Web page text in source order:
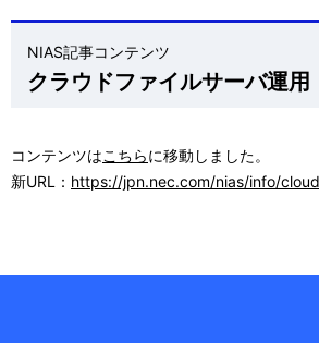
位
カ
ル
ビ
クラウドファイルサーバ運用
NIAS記事コンテンツ
コンテンツはこちらに移動しました。
新URL： https://jpn.nec.com/nias/info/